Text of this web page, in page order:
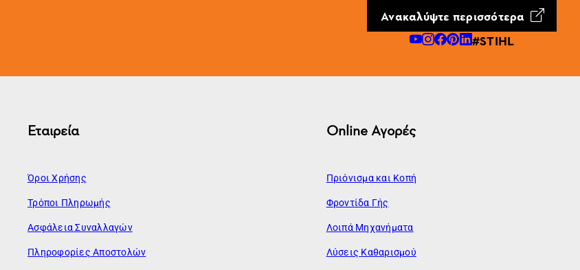
Ανακαλύψτε περισσότερα
#STIHL
Εταιρεία
Όροι Χρήσης
Τρόποι Πληρωμής
Ασφάλεια Συναλλαγών
Πληροφορίες Αποστολών
Online Αγορές
Πριόνισμα και Κοπή
Φροντίδα Γής
Λοιπά Μηχανήματα
Λύσεις Καθαρισμού